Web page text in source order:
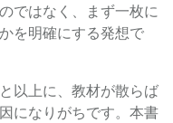
ではなく、まず一枚に
を明確にする発想で
以上に、教材が散らば
になりがちです。本書